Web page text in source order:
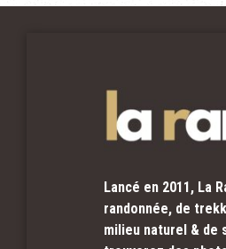
Lancé en 2011, La
randonnée, de
milieu naturel & de